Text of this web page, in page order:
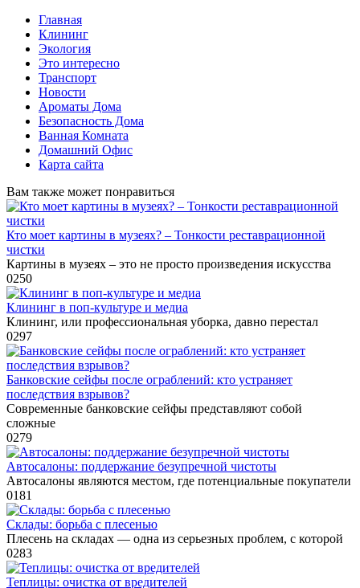
Главная
Клининг
Экология
Это интересно
Транспорт
Новости
Ароматы Дома
Безопасность Дома
Ванная Комната
Домашний Офис
Карта сайта
Вам также может понравиться
Кто моет картины в музеях? – Тонкости реставрационной
чистки
Картины в музеях – это не просто произведения искусства
0250
Клининг в поп-культуре и медиа
Клининг, или профессиональная уборка, давно перестал
0297
Банковские сейфы после ограблений: кто устраняет
последствия взрывов?
Современные банковские сейфы представляют собой
сложные
0279
Автосалоны: поддержание безупречной чистоты
Автосалоны являются местом, где потенциальные покупатели
0181
Склады: борьба с плесенью
Плесень на складах — одна из серьезных проблем, с которой
0283
Теплицы: очистка от вредителей